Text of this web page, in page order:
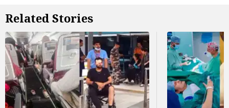
Related Stories